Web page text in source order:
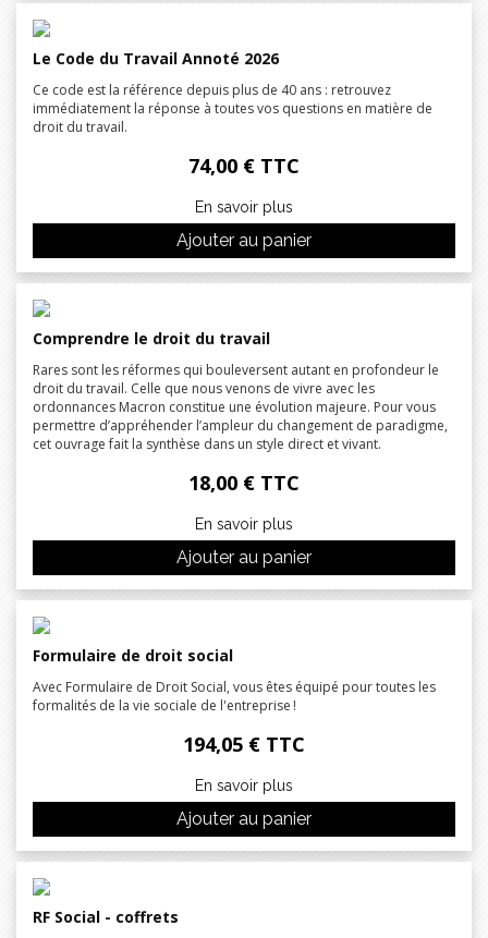
Le Code du Travail Annoté 2026
Ce code est la référence depuis plus de 40 ans : retrouvez
immédiatement la réponse à toutes vos questions en matière de
droit du travail.
74,00 € TTC
En savoir plus
Ajouter au panier
Comprendre le droit du travail
Rares sont les réformes qui bouleversent autant en profondeur le
droit du travail. Celle que nous venons de vivre avec les
ordonnances Macron constitue une évolution majeure. Pour vous
permettre d’appréhender l’ampleur du changement de paradigme,
cet ouvrage fait la synthèse dans un style direct et vivant.
18,00 € TTC
En savoir plus
Ajouter au panier
Formulaire de droit social
Avec Formulaire de Droit Social, vous êtes équipé pour toutes les
formalités de la vie sociale de l'entreprise !
194,05 € TTC
En savoir plus
Ajouter au panier
RF Social - coffrets